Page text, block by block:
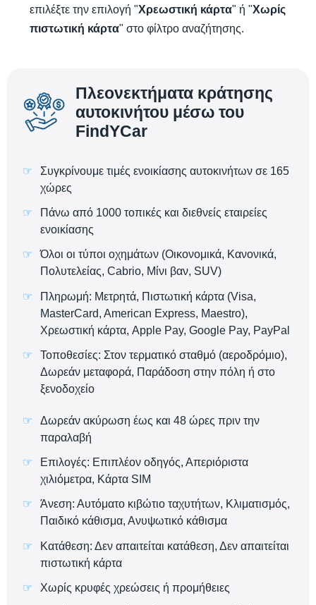
επιλέξτε την επιλογή "Χρεωστική κάρτα" ή "Χωρίς
πιστωτική κάρτα" στο φίλτρο αναζήτησης.
Πλεονεκτήματα κράτησης
αυτοκινήτου μέσω του
FindYCar
Συγκρίνουμε τιμές ενοικίασης αυτοκινήτων σε 165
χώρες
Πάνω από 1000 τοπικές και διεθνείς εταιρείες
ενοικίασης
Όλοι οι τύποι οχημάτων (Οικονομικά, Κανονικά,
Πολυτελείας, Cabrio, Μίνι βαν, SUV)
Πληρωμή: Μετρητά, Πιστωτική κάρτα (Visa,
MasterCard, American Express, Maestro),
Χρεωστική κάρτα, Apple Pay, Google Pay, PayPal
Τοποθεσίες: Στον τερματικό σταθμό (αεροδρόμιο),
Δωρεάν μεταφορά, Παράδοση στην πόλη ή στο
ξενοδοχείο
Δωρεάν ακύρωση έως και 48 ώρες πριν την
παραλαβή
Επιλογές: Επιπλέον οδηγός, Απεριόριστα
χιλιόμετρα, Κάρτα SIM
Άνεση: Αυτόματο κιβώτιο ταχυτήτων, Κλιματισμός,
Παιδικό κάθισμα, Ανυψωτικό κάθισμα
Κατάθεση: Δεν απαιτείται κατάθεση, Δεν απαιτείται
πιστωτική κάρτα
Χωρίς κρυφές χρεώσεις ή προμήθειες